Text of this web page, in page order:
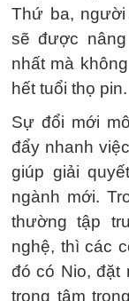
Thứ ba,
sẽ được
nhất mà
hết tuổi thọ pin.
Sự đổi mới
đẩy nhanh
giúp giải
ngành mới.
thường tập
nghệ, thì các
đó có Nio, đặt
trọng tâm